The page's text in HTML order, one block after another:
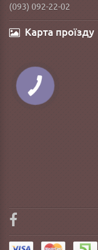
(093) 092-22-02
Карта проїзду
КНОПКА
ЗВ'ЯЗКУ